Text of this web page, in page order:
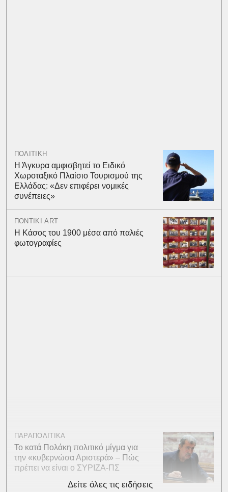
ΠΟΛΙΤΙΚΗ
Η Άγκυρα αμφισβητεί το Ειδικό
Χωροταξικό Πλαίσιο Τουρισμού της
Ελλάδας: «Δεν επιφέρει νομικές
συνέπειες»
ΠΟΝΤΙΚΙ ART
Η Κάσος του 1900 μέσα από παλιές
φωτογραφίες
ΠΑΡΑΠΟΛΙΤΙΚΑ
Το κατά Πολάκη πολιτικό μίγμα για
την «κυβερνώσα Αριστερά» – Πώς
πρέπει να είναι ο ΣΥΡΙΖΑ-ΠΣ
Δείτε όλες τις ειδήσεις